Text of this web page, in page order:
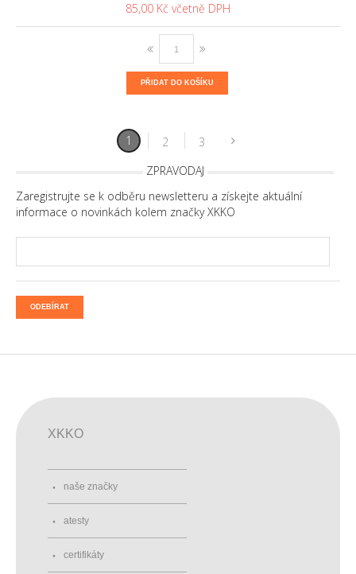
85,00 Kč
PŘIDAT DO KOŠÍKU
1 2
3
ZPRAVODAJ
Zaregistrujte se k odběru newsletteru a získejte aktuální
informace o novinkách kolem značky XKKO
ODEBÍRAT
XKKO
naše značky
atesty
certifikáty